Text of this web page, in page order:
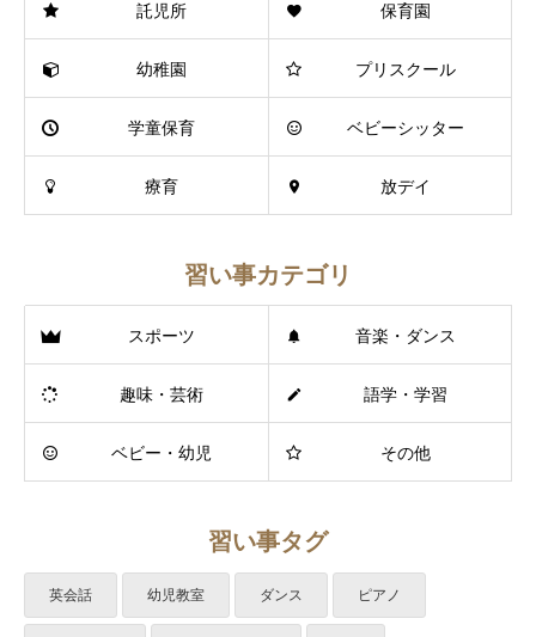
託児所 保育園
幼稚園 プリスクール
学童保育 ベビーシッター
療育 放デイ
習い事カテゴリ
スポーツ 音楽・ダンス
趣味・芸術 語学・学習
ベビー・幼児 その他
習い事タグ
英会話 幼児教室 ダンス ピアノ